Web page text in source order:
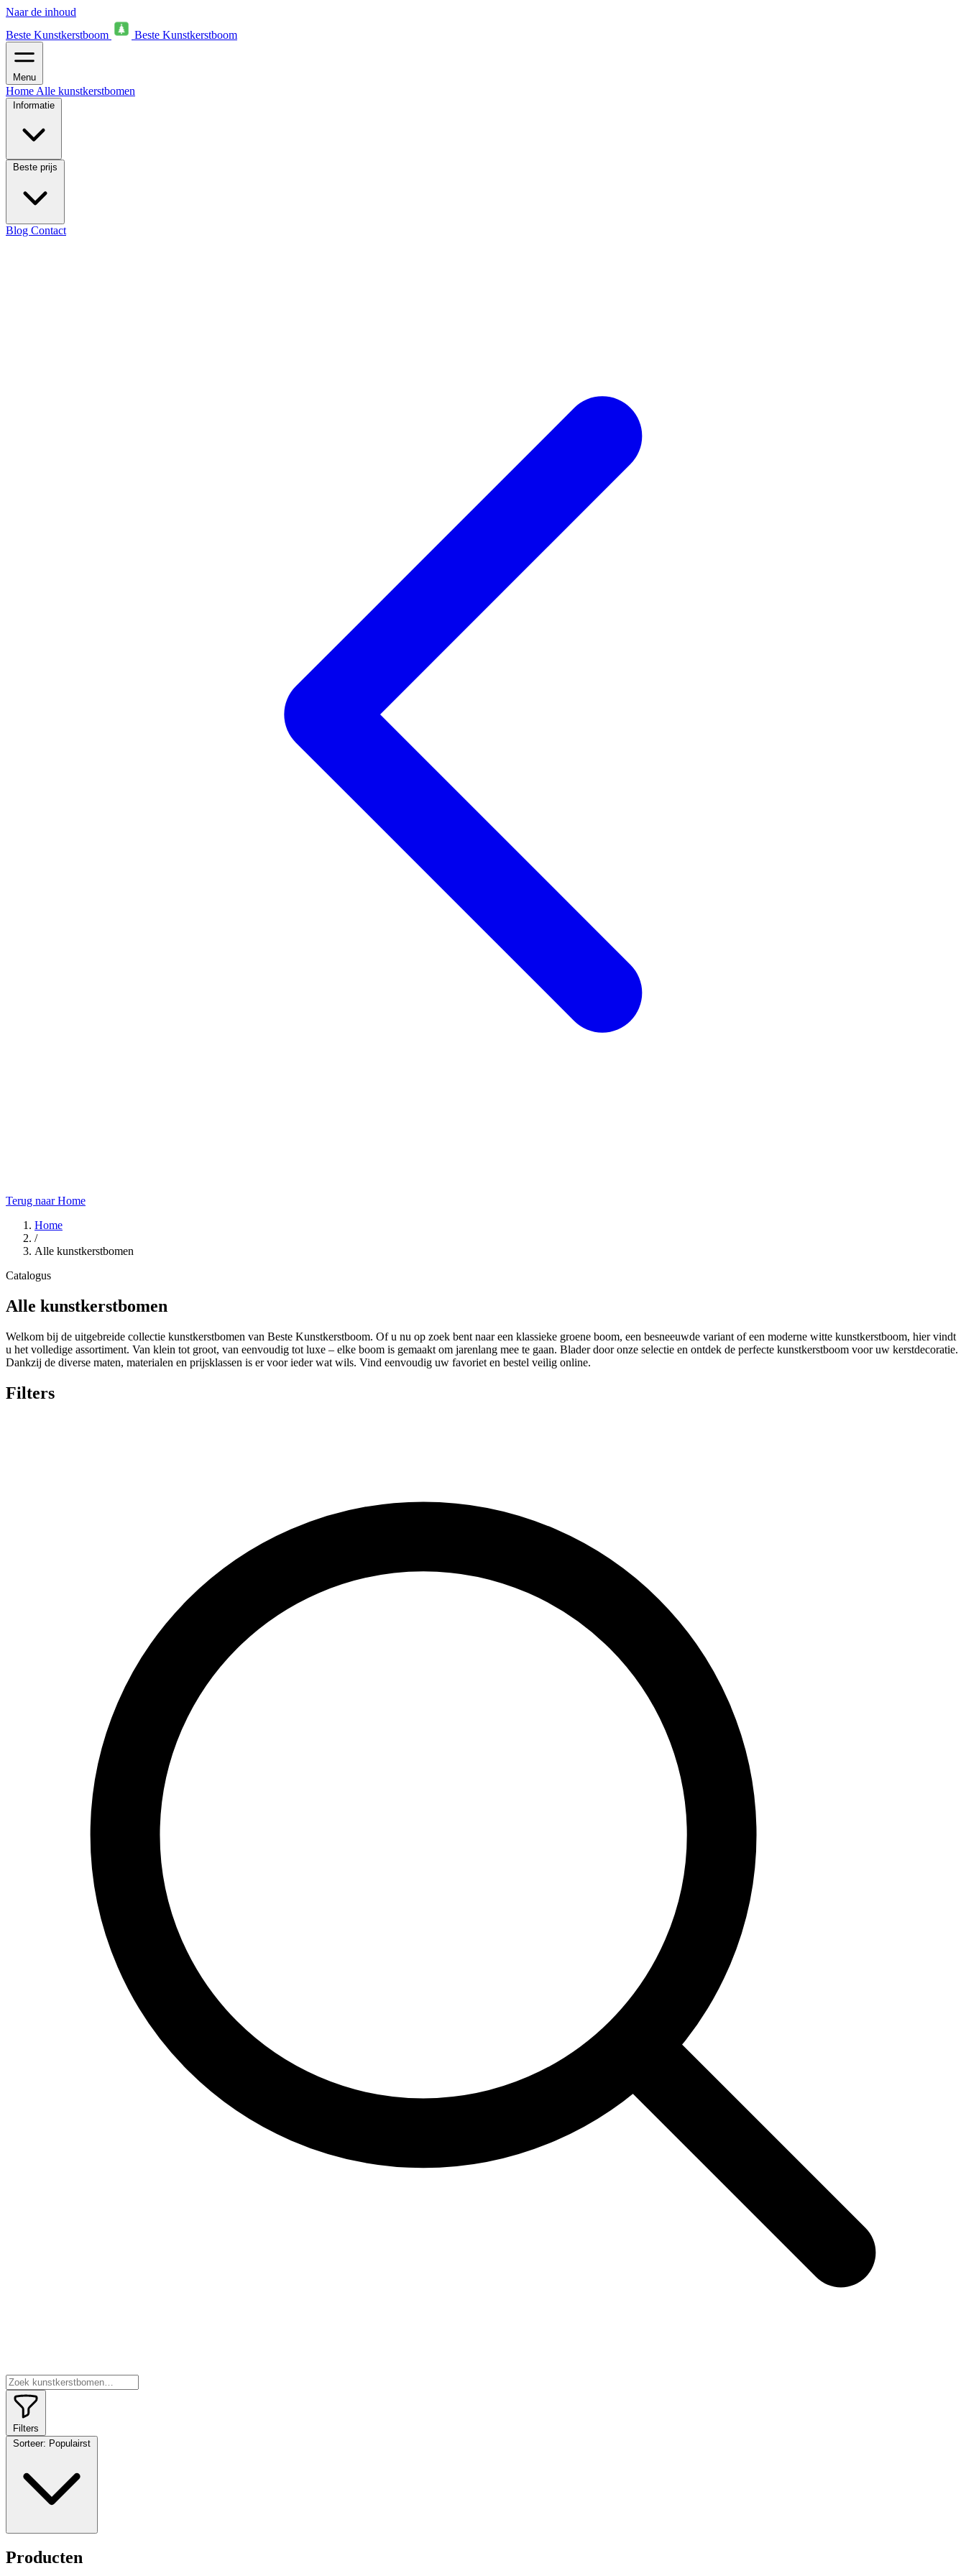
Naar de inhoud
Beste Kunstkerstboom
Beste Kunstkerstboom
Menu
Home Alle kunstkerstbomen
Informatie
Beste prijs
Blog Contact
Terug naar Home
Home
/
Alle kunstkerstbomen
Catalogus
Alle kunstkerstbomen
Welkom bij de uitgebreide collectie kunstkerstbomen van Beste Kunstkerstboom. Of u nu op zoek bent naar een klassieke groene boom, een besneeuwde variant of een moderne witte kunstkerstboom, hier vindt
u het volledige assortiment. Van klein tot groot, van eenvoudig tot luxe – elke boom is gemaakt om jarenlang mee te gaan. Blader door onze selectie en ontdek de perfecte kunstkerstboom voor uw kerstdecoratie.
Dankzij de diverse maten, materialen en prijsklassen is er voor ieder wat wils. Vind eenvoudig uw favoriet en bestel veilig online.
Filters
Filters
Sorteer: Populairst
Producten